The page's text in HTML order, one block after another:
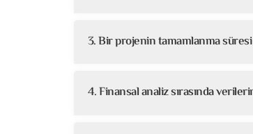
3. Bir projenin tamamlanma
4. Finansal analiz sırasında